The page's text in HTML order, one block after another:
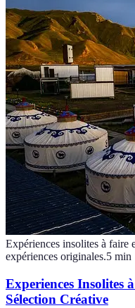
Expériences insolites à faire
expériences originales.5 min
Experiences Insolites
Sélection Créative